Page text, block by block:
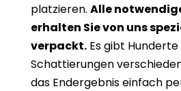
platzieren. Alle
erhalten Sie von uns
verpackt. Es gibt
Schattierungen
das Endergebnis einfach